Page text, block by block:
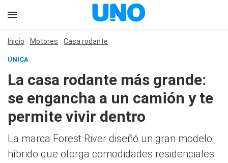
Inicio Motores Casa rodante
ÚNICA
La casa rodante más grande:
se engancha a un camión y te
permite vivir dentro
La marca Forest River diseñó un gran modelo
híbrido que otorga comodidades residenciales